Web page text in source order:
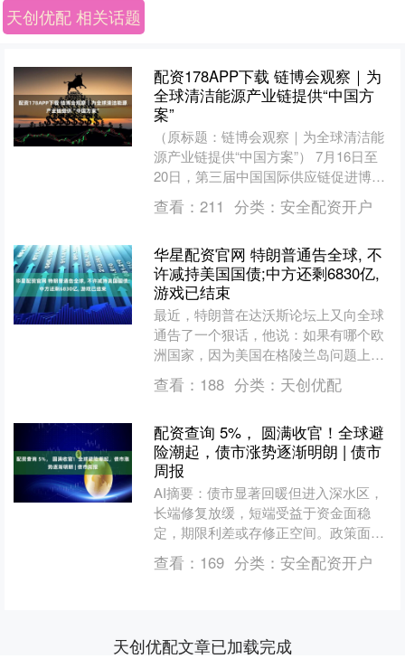
天创优配 相关话题
配资178APP下载 链博会观察｜为
全球清洁能源产业链提供“中国方
案”
（原标题：链博会观察｜为全球清洁能
源产业链提供“中国方案”） 7月16日至
20日，第三届中国国际供应链促进博览
会在北京召开。本届链博会专门设立了
清洁能源供应链展....
查看： 211 分类： 安全配资开户
华星配资官网 特朗普通告全球, 不
许减持美国国债;中方还剩6830亿,
游戏已结束
最近，特朗普在达沃斯论坛上又向全球
通告了一个狠话，他说：如果有哪个欧
洲国家，因为美国在格陵兰岛问题上的
施压，就敢抛售美股和美债，美国一定
会采取“重大的报复行动”....
查看： 188 分类： 天创优配
配资查询 5%， 圆满收官！全球避
险潮起，债市涨势逐渐明朗 | 债市
周报
AI摘要：债市显著回暖但进入深水区，
长端修复放缓，短端受益于资金面稳
定，期限利差或存修正空间。政策面释
放宽松信号，降准降息窗口未关闭，两
会前后是关键观察期。12....
查看： 169 分类： 安全配资开户
天创优配文章已加载完成